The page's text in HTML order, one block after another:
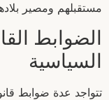
مستقبلهم ومصير
الضوابط
السياسية
تتواجد عدة ضوابط